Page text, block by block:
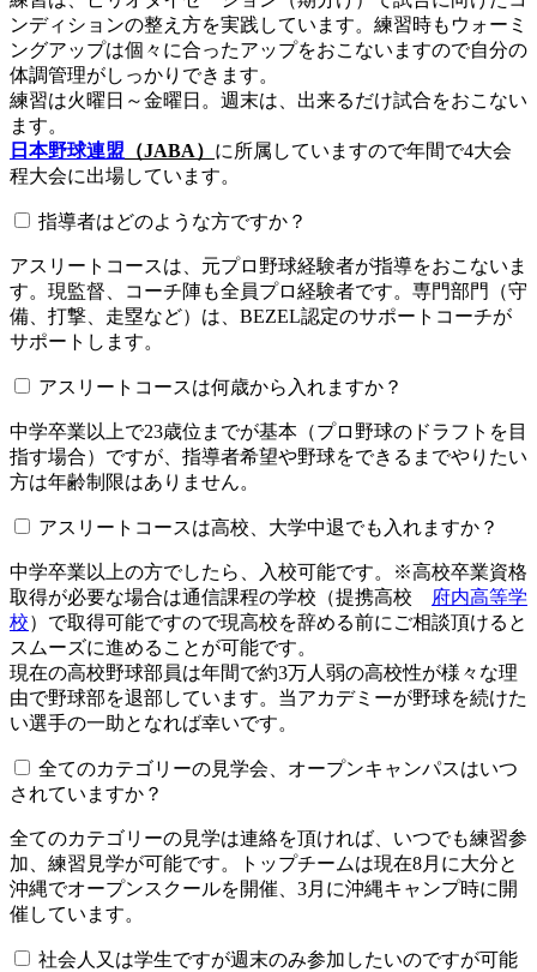
ンディションの整え方を実践しています。練習時もウォーミ
ングアップは個々に合ったアップをおこないますので自分の
体調管理がしっかりできます。
練習は火曜日～金曜日。週末は、出来るだけ試合をおこない
ます。
日本野球連盟 （JABA） に所属していますので年間で4大会
程大会に出場しています。
指導者はどのような方ですか？
アスリートコースは、元プロ野球経験者が指導をおこないま
す。現監督、コーチ陣も全員プロ経験者です。専門部門（守
備、打撃、走塁など）は、BEZEL認定のサポートコーチが
サポートします。
アスリートコースは何歳から入れますか？
中学卒業以上で23歳位までが基本（プロ野球のドラフトを目
指す場合）ですが、指導者希望や野球をできるまでやりたい
方は年齢制限はありません。
アスリートコースは高校、大学中退でも入れますか？
中学卒業以上の方でしたら、入校可能です。※高校卒業資格
取得が必要な場合は通信課程の学校（提携高校
府内高等学
校）で取得可能ですので現高校を辞める前にご相談頂けると
スムーズに進めることが可能です。
現在の高校野球部員は年間で約3万人弱の高校性が様々な理
由で野球部を退部しています。当アカデミーが野球を続けた
い選手の一助となれば幸いです。
全てのカテゴリーの見学会、オープンキャンパスはいつ
されていますか？​​​​​
全てのカテゴリーの見学は連絡を頂ければ、いつでも練習参
加、練習見学が可能です。トップチームは現在8月に大分と
沖縄でオープンスクールを開催、3月に沖縄キャンプ時に開
催しています。
社会人又は学生ですが週末のみ参加したいのですが可能